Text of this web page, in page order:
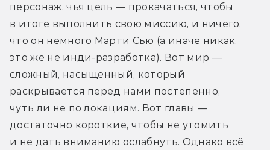
персонаж, чья цель — прокачаться, чтобы
в итоге выполнить свою миссию, и ничего,
что он немного Марти Сью (а иначе никак,
это же не инди-разработка). Вот мир —
сложный, насыщенный, который
раскрывается перед нами постепенно,
чуть ли не по локациям. Вот главы —
достаточно короткие, чтобы не утомить
и не дать вниманию ослабнуть. Однако всё